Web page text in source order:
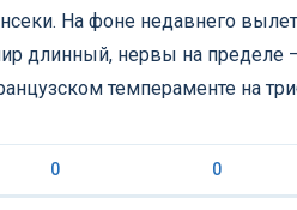
На фоне недавнего
длинный, нервы на пределе
темпераменте на
0 0